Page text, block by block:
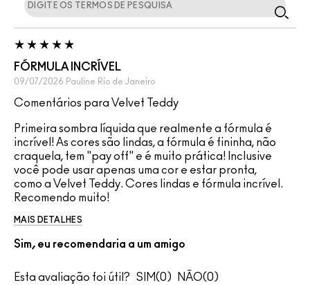
FÓRMULA INCRÍVEL
09/07/2026 Pauline Rio de Janeiro
Comentários para Velvet Teddy
Primeira sombra líquida que realmente a fórmula é
incrível! As cores são lindas, a fórmula é fininha, não
craquela, tem "pay off" e é muito prática! Inclusive
você pode usar apenas uma cor e estar pronta,
como a Velvet Teddy. Cores lindas e fórmula incrível.
Recomendo muito!
MAIS DETALHES
Sim, eu recomendaria a um amigo
Esta avaliação foi útil? 0 0